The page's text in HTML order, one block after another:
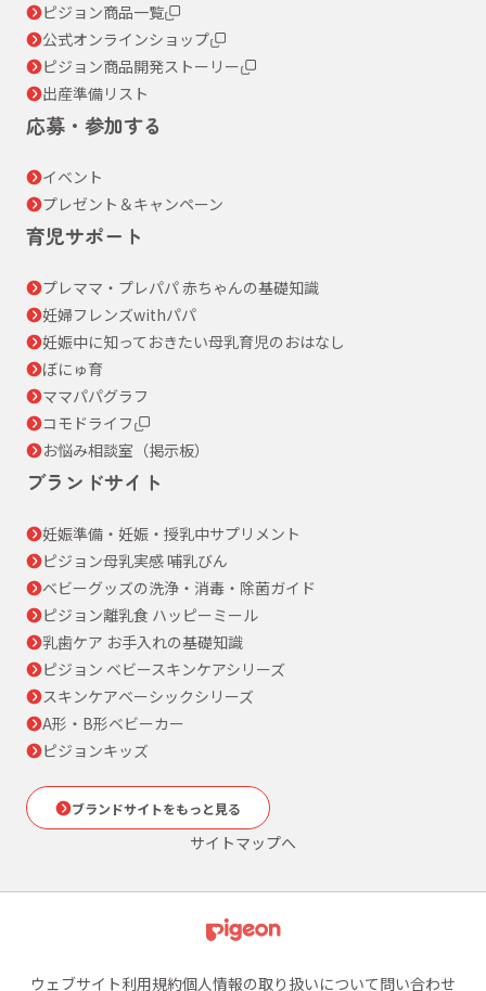
ピジョン商品一覧
公式オンラインショップ
ピジョン商品開発ストーリー
出産準備リスト
応募・参加する
イベント
プレゼント＆キャンペーン
育児サポート
プレママ・プレパパ 赤ちゃんの基礎知識
妊婦フレンズwithパパ
妊娠中に知っておきたい母乳育児のおはなし
ぼにゅ育
ママパパグラフ
コモドライフ
お悩み相談室（掲示板）
ブランドサイト
妊娠準備・妊娠・授乳中サプリメント
ピジョン母乳実感 哺乳びん
ベビーグッズの洗浄・消毒・除菌ガイド
ピジョン離乳食 ハッピーミール
乳歯ケア お手入れの基礎知識
ピジョン ベビースキンケアシリーズ
スキンケアベーシックシリーズ
A形・B形ベビーカー
ピジョンキッズ
ブランドサイトをもっと見る
サイトマップへ
ウェブサイト利用規約個人情報の取り扱いについて問い合わせ